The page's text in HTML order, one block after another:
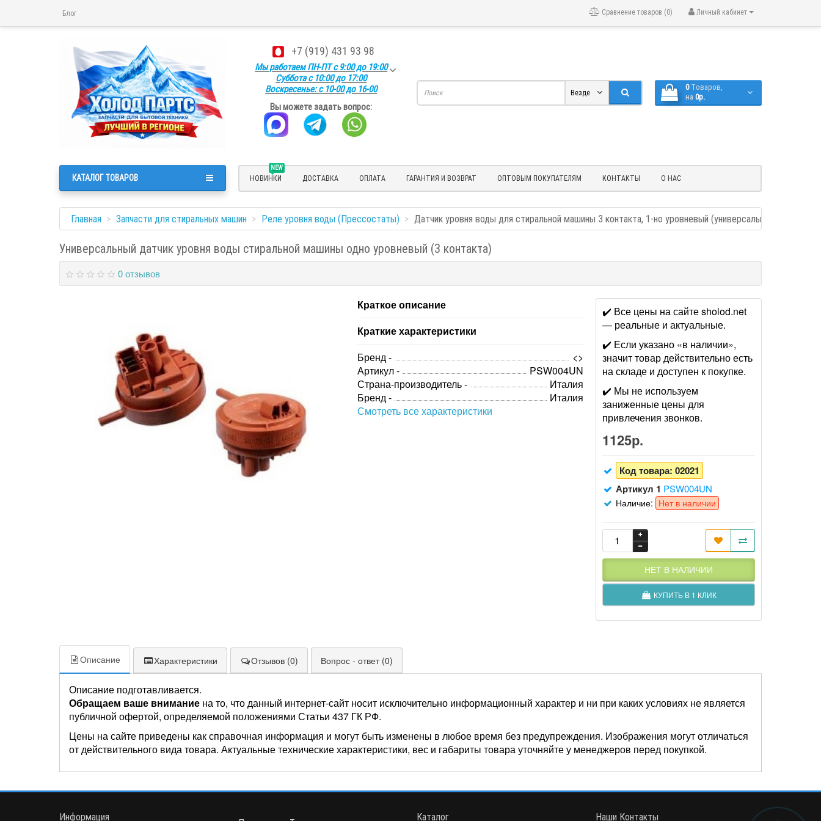
Блог Личный кабинет
Сравнение товаров (0)
+7 (919) 431 93 98
Мы работаем ПН-ПТ с 9:00 до 19:00
Суббота с 10:00 до 17:00
Воскресенье: с 10-00 до 16-00
Вы можете задать вопрос:
0 Tоваров,
на 0р.
Везде
NEW
НОВИНКИ ДОСТАВКА ОПЛАТА ГАРАНТИЯ И ВОЗВРАТ ОПТОВЫМ ПОКУПАТЕЛЯМ КОНТАКТЫ О НАС
КАТАЛОГ ТОВАРОВ
Главная Запчасти для стиральных машин Реле уровня воды (Прессостаты) Датчик уровня воды для стиральной машины 3 контакта, 1-но уровневый (универсальный)
Универсальный датчик уровня воды стиральной машины одно уровневый (3 контакта)
0 отзывов
Краткое описание
Краткие характеристики
Бренд -
<>
Артикул -
PSW004UN
Страна-производитель -
Италия
Бренд -
Италия
Смотреть все характеристики
✔️ Все цены на сайте sholod.net
— реальные и актуальные.
✔️ Если указано «в наличии»,
значит товар действительно есть
на складе и доступен к покупке.
✔️ Мы не используем
заниженные цены для
привлечения звонков.
1125р.
Код товара: 02021
Артикул 1 PSW004UN
Наличие: Нет в наличии
НЕТ В НАЛИЧИИ
КУПИТЬ В 1 КЛИК
Описание Характеристики Отзывов (0) Вопрос - ответ (0)
Описание подготавливается.
Обращаем ваше внимание на то, что данный интернет-сайт носит исключительно информационный характер и ни при каких условиях не является
публичной офертой, определяемой положениями Статьи 437 ГК РФ.
Цены на сайте приведены как справочная информация и могут быть изменены в любое время без предупреждения. Изображения могут отличаться
от действительного вида товара. Актуальные технические характеристики, вес и габариты товара уточняйте у менеджеров перед покупкой.
Информация Каталог Наши Контакты